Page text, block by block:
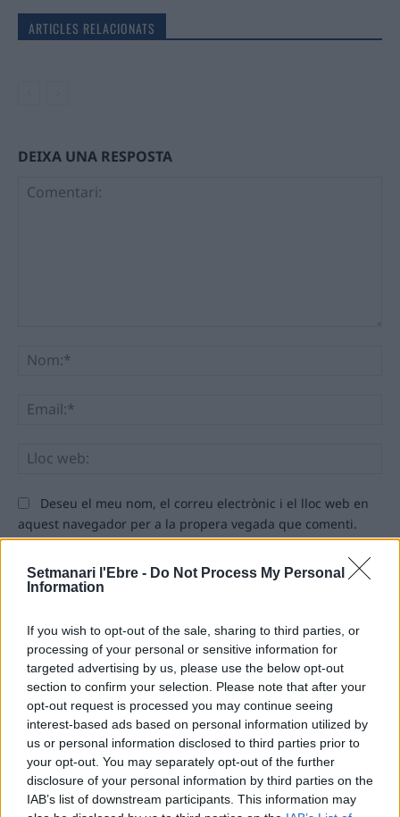
Setmanari l'Ebre - Do Not Process My Personal
Information
If you wish to opt-out of the sale, sharing to third parties, or
processing of your personal or sensitive information for
targeted advertising by us, please use the below opt-out
section to confirm your selection. Please note that after your
opt-out request is processed you may continue seeing
interest-based ads based on personal information utilized by
us or personal information disclosed to third parties prior to
your opt-out. You may separately opt-out of the further
disclosure of your personal information by third parties on the
IAB’s list of downstream participants. This information may
ARTICLES RELACIONATS
DEIXA UNA RESPOSTA
Deseu el meu nom, el correu electrònic i el lloc web en
aquest navegador per a la propera vegada que comenti.
ÚLTIMES NOTÍCIES
Els vestits de paper guanyen força
enguany amb més modistes i gairebé
40 peces a concurs
31 de juliol de 2026